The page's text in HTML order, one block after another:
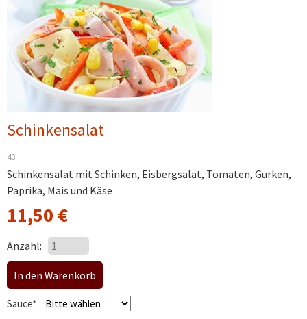
Schinkensalat
43
Schinkensalat mit Schinken, Eisbergsalat, Tomaten, Gurken,
Paprika, Mais und Käse
11,50 €
Anzahl:
Pflichtfeld
Sauce*